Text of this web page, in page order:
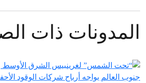
المدونات ذات